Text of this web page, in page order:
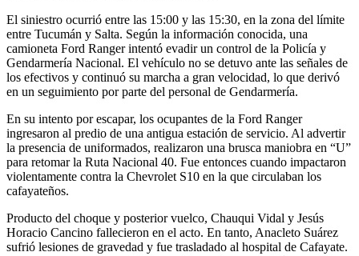
El siniestro ocurrió entre las 15:00 y las 15:30, en la zona del límite
entre Tucumán y Salta. Según la información conocida, una
camioneta Ford Ranger intentó evadir un control de la Policía y
Gendarmería Nacional. El vehículo no se detuvo ante las señales de
los efectivos y continuó su marcha a gran velocidad, lo que derivó
en un seguimiento por parte del personal de Gendarmería.
En su intento por escapar, los ocupantes de la Ford Ranger
ingresaron al predio de una antigua estación de servicio. Al advertir
la presencia de uniformados, realizaron una brusca maniobra en “U”
para retomar la Ruta Nacional 40. Fue entonces cuando impactaron
violentamente contra la Chevrolet S10 en la que circulaban los
cafayateños.
Producto del choque y posterior vuelco, Chauqui Vidal y Jesús
Horacio Cancino fallecieron en el acto. En tanto, Anacleto Suárez
sufrió lesiones de gravedad y fue trasladado al hospital de Cafayate.